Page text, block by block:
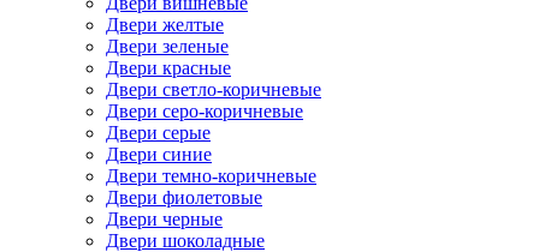
Двери желтые
Двери зеленые
Двери красные
Двери светло-коричневые
Двери серо-коричневые
Двери серые
Двери синие
Двери темно-коричневые
Двери фиолетовые
Двери черные
Двери шоколадные